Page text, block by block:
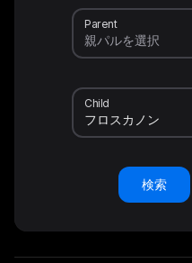
Parent
Child
検索